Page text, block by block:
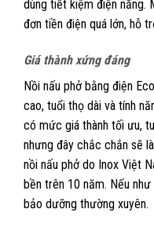
dùng tiết kiệm điện năng.
đơn tiền điện quá lớn, hỗ
Giá thành xứng đáng
Nồi nấu phở bằng điện
cao, tuổi thọ dài và tính
có mức giá thành tối ưu,
nhưng đây chắc chắn sẽ
nồi nấu phở do Inox Việt
bền trên 10 năm. Nếu
bảo dưỡng thường xuyên.